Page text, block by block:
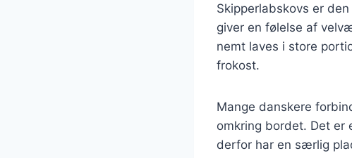
Skipperlabskovs er
giver en følelse af
nemt laves i store
frokost.
Mange danskere
omkring bordet. Det er
derfor har en særlig